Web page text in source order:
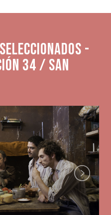
-
34 / San
Next